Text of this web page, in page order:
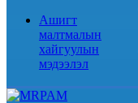
Ашигт
малтмалын
хайгуулын
мэдээлэл